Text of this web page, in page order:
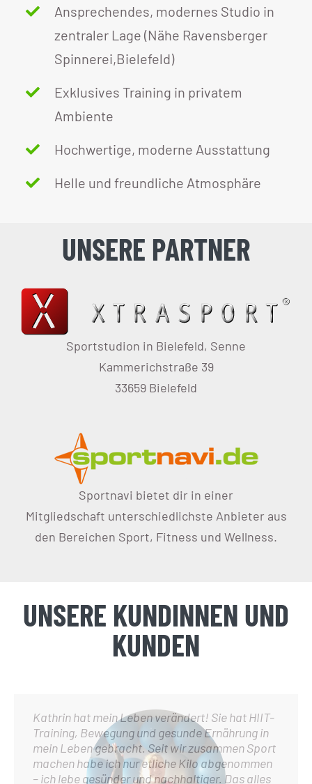
Ansprechendes, modernes Studio in
zentraler Lage (Nähe Ravensberger
Spinnerei,Bielefeld)
Exklusives Training in privatem
Ambiente
Hochwertige, moderne Ausstattung
Helle und freundliche Atmosphäre
UNSERE PARTNER
Sportstudion in Bielefeld, Senne
Kammerichstraße 39
33659 Bielefeld
Sportnavi bietet dir in einer
Mitgliedschaft unterschiedlichste Anbieter aus
den Bereichen Sport, Fitness und Wellness.
UNSERE KUNDINNEN UND
KUNDEN
Kathrin hat mein Leben verändert! Sie hat HIIT-
Training, Bewegung und gesunde Ernährung in
mein Leben gebracht. Seit wir zusammen Sport
machen habe ich nur etliche Kilo abgenommen
– ich lebe gesünder und nachhaltiger. Das alles